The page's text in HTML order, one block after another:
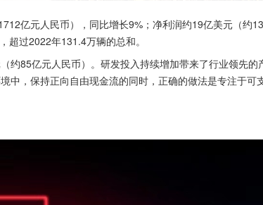
亿元人民币），同比增长9%；净利润约19亿美元（约
超过2022年131.4万辆的总和。
约85亿元人民币）。研发投入持续增加带来了行业领先的
中，保持正向自由现金流的同时，正确的做法是专注于可